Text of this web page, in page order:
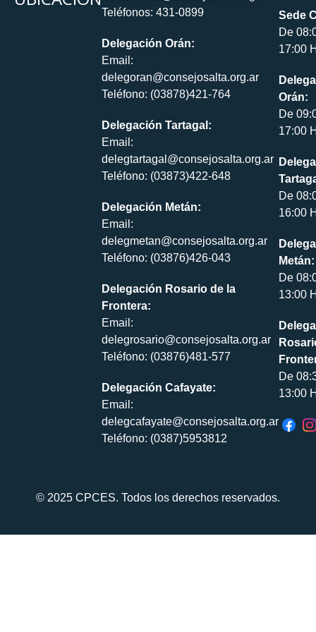
Teléfonos: 431-0899
Delegación Orán:
Email:
delegoran@consejosalta.org.ar
Teléfono: (03878)421-764
Delegación Tartagal:
Email:
delegtartagal@consejosalta.org.ar
Teléfono: (03873)422-648
Delegación Metán:
Email:
delegmetan@consejosalta.org.ar
Teléfono: (03876)426-043
Delegación Rosario de la
Frontera:
Email:
delegrosario@consejosalta.org.ar
Teléfono: (03876)481-577
Delegación Cafayate:
Email:
delegcafayate@consejosalta.org.ar
Teléfono: (0387)5953812
Sede
De
17:00
Orán:
De
17:00
De
16:00
Metán:
De
13:00
De
13:00
© 2025 CPCES. Todos los derechos reservados.